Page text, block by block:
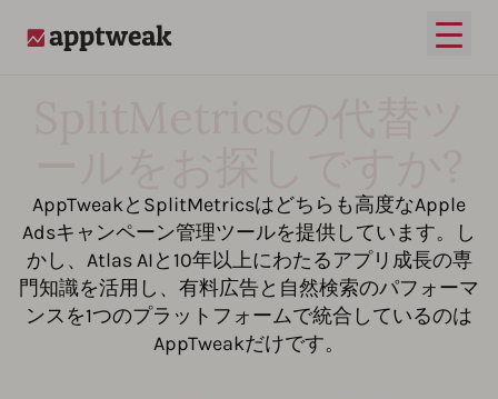
メイ
AppTweakとSplitMetricsはどちらも高度なApple
Adsキャンペーン管理ツールを提供しています。し
かし、Atlas AIと10年以上にわたるアプリ成長の専
門知識を活用し、有料広告と自然検索のパフォーマ
ンスを1つのプラットフォームで統合しているのは
AppTweakだけです。